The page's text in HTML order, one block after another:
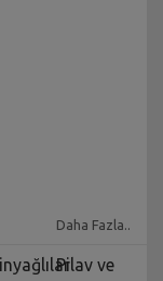
Daha Fazla..
Pilav ve